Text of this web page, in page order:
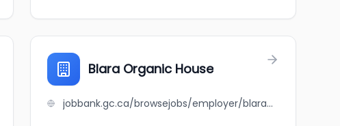
Blara Organic House
jobbank.gc.ca/browsejobs/employer/blara+organic+house/ca